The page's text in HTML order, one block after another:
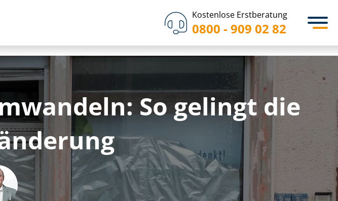
Kostenlose Erstberatung
0800 - 909 02 82
So gelingt die